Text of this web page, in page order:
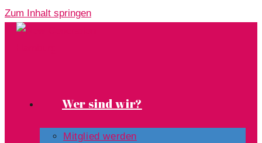
Zum Inhalt springen
Wer sind wir?
Mitglied werden